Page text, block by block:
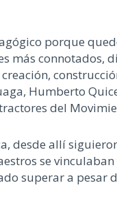
porque
más connotados,
Humberto
del
desde allí
se
superar a pesar